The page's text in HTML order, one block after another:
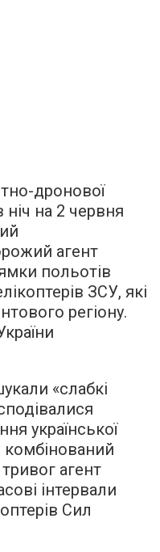
дронової
ніч на 2 червня
агент
польотів
ЗСУ, які
регіону.
«слабкі
української
комбінований
агент
інтервали
Сил